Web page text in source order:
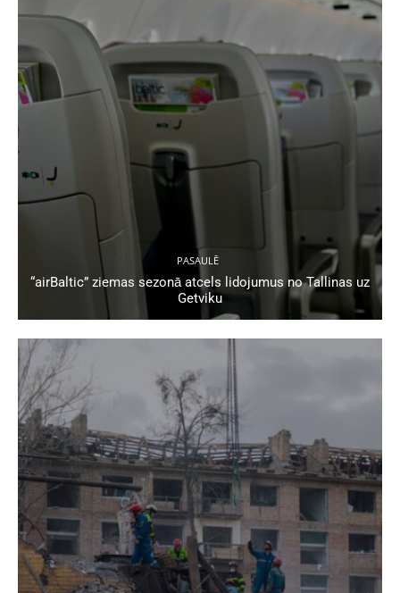
PASAULĒ
“airBaltic” ziemas sezonā atcels lidojumus no Tallinas uz
Getviku